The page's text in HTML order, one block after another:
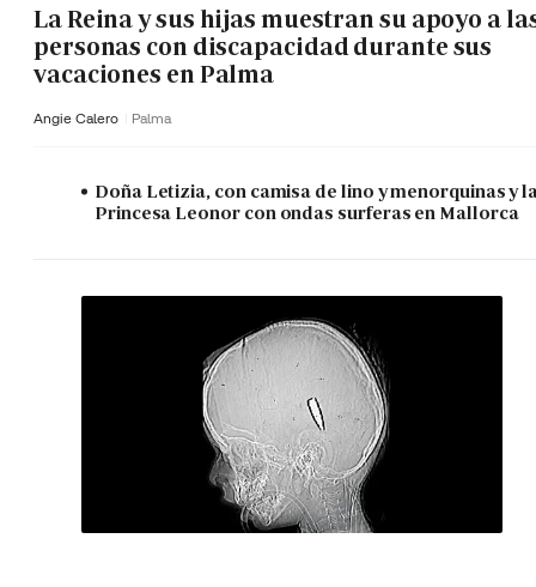
La Reina y sus hijas muestran su apoyo a
personas con discapacidad durante sus
vacaciones en Palma
Angie Calero Palma
Doña Letizia, con camisa de lino y menorquinas y
Princesa Leonor con ondas surferas en Mallorca